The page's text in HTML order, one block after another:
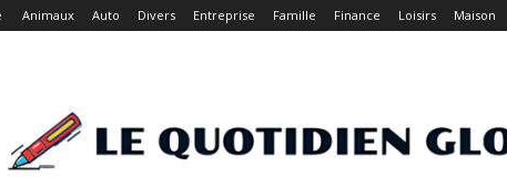
Animaux Auto Divers Entreprise Famille Finance Loisirs Maison